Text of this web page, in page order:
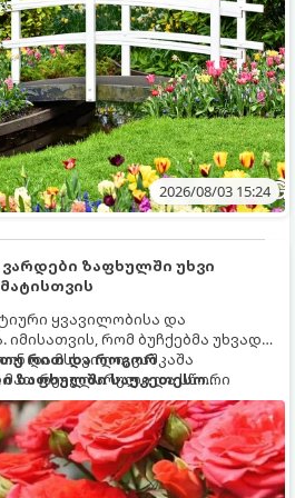
2026/08/03 15:24
ზაფხულში უხვი
ყვავილობისა და
რომ ბუჩქებმა უხვად,
და მსხვილი, კაშკაშა
მათ რეგულარული და სწორი
ზაფხულის პერიოდში მცენარის
ამიტომ მნიშვნელოვანია
გამოიყენება ამ დროს.
თუ რით და როგორ
ზაფხულში საუკეთესო